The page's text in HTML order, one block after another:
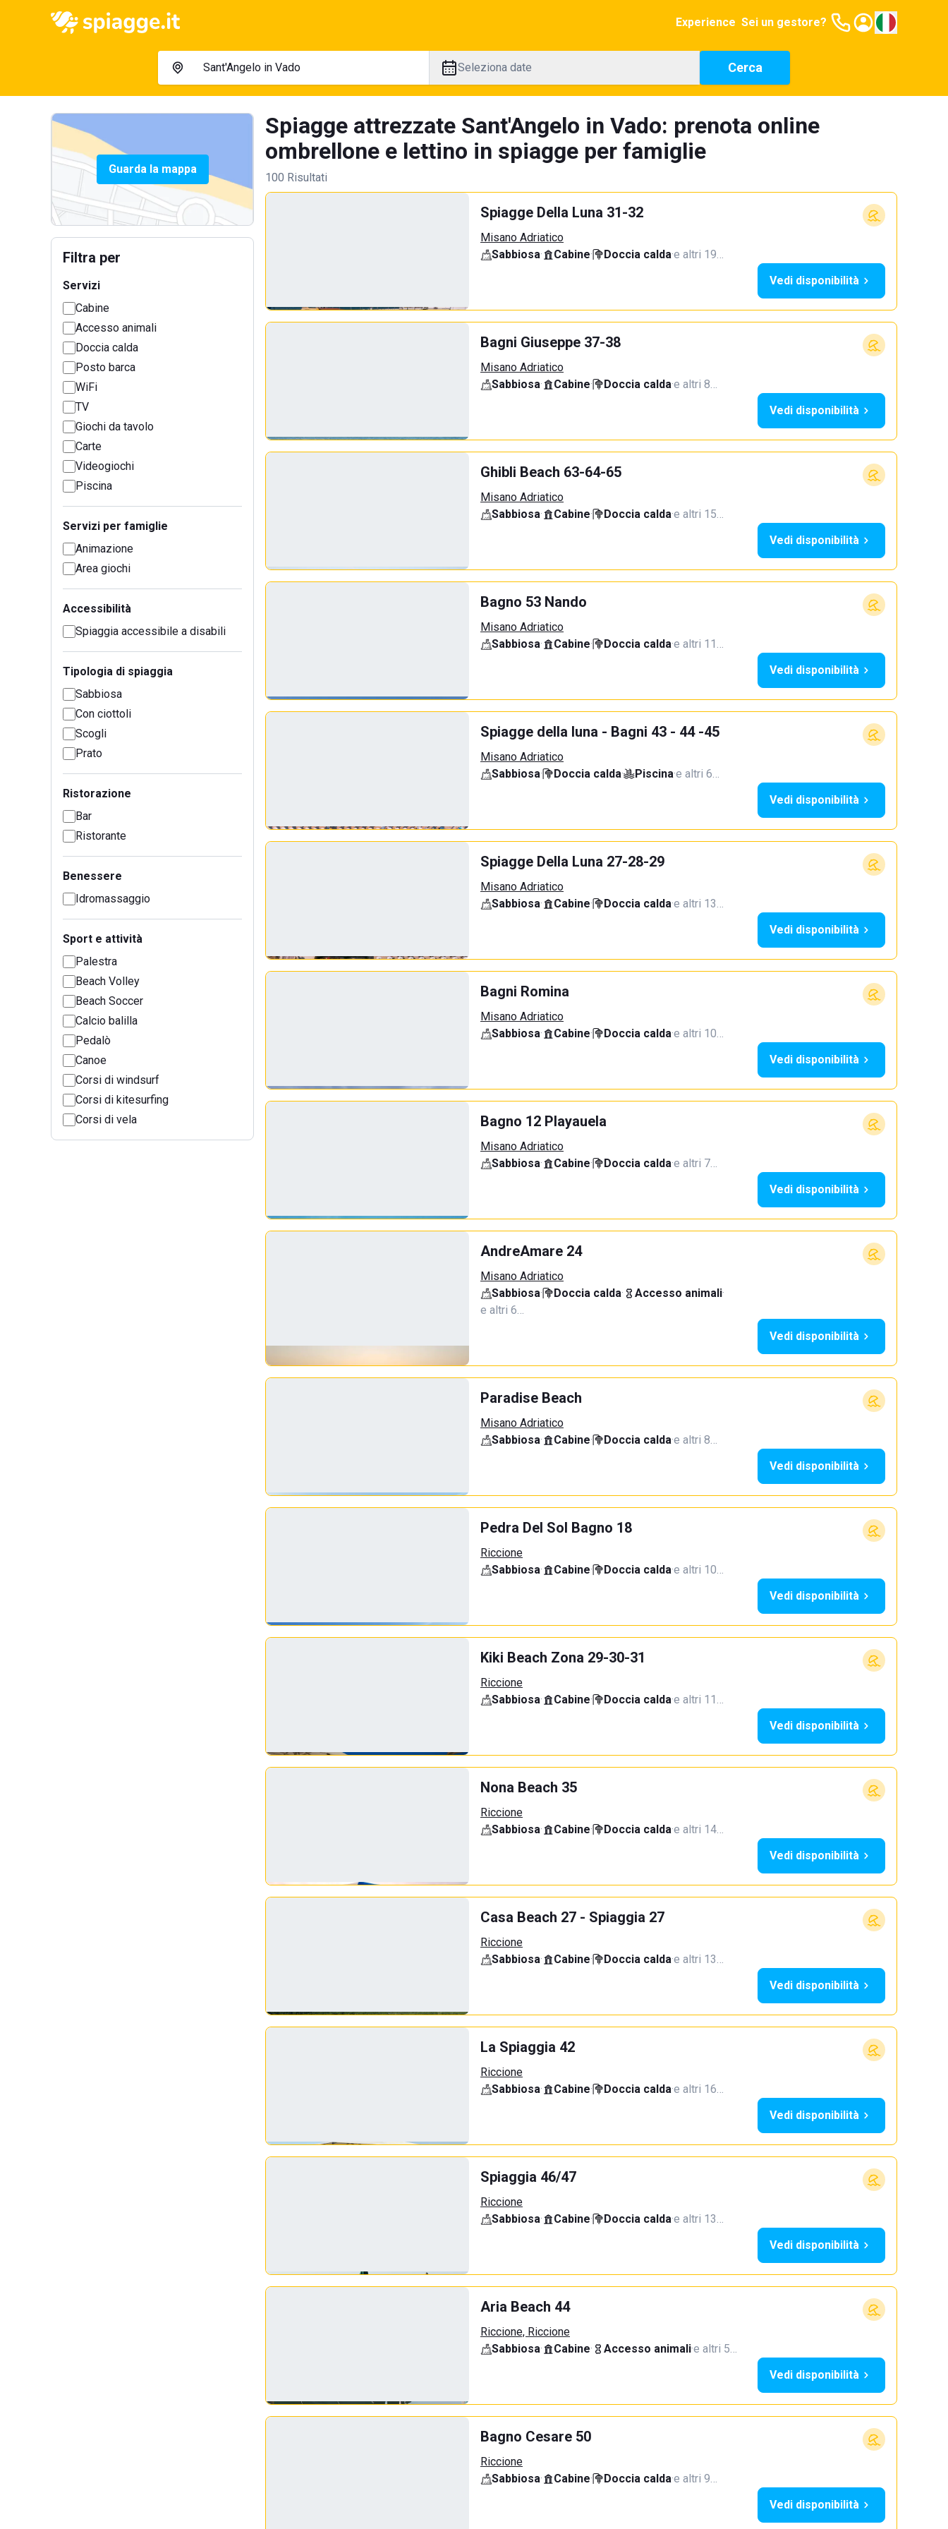
Experience Sei un gestore?
Seleziona date Cerca
Guarda la mappa
Filtra per
Servizi
Cabine
Accesso animali
Doccia calda
Posto barca
WiFi
TV
Giochi da tavolo
Carte
Videogiochi
Piscina
Servizi per famiglie
Animazione
Area giochi
Accessibilità
Spiaggia accessibile a disabili
Tipologia di spiaggia
Sabbiosa
Con ciottoli
Scogli
Prato
Ristorazione
Bar
Ristorante
Benessere
Idromassaggio
Sport e attività
Palestra
Beach Volley
Beach Soccer
Calcio balilla
Pedalò
Canoe
Corsi di windsurf
Corsi di kitesurfing
Corsi di vela
Spiagge attrezzate Sant'Angelo in Vado: prenota online
ombrellone e lettino in spiagge per famiglie
100 Risultati
Spiagge Della Luna 31-32
Misano Adriatico
Sabbiosa· Cabine· Doccia calda·e altri 19…
Vedi disponibilità
Bagni Giuseppe 37-38
Misano Adriatico
Sabbiosa· Cabine· Doccia calda·e altri 8…
Vedi disponibilità
Ghibli Beach 63-64-65
Misano Adriatico
Sabbiosa· Cabine· Doccia calda·e altri 15…
Vedi disponibilità
Bagno 53 Nando
Misano Adriatico
Sabbiosa· Cabine· Doccia calda·e altri 11…
Vedi disponibilità
Spiagge della luna - Bagni 43 - 44 -45
Misano Adriatico
Sabbiosa· Doccia calda· Piscina·e altri 6…
Vedi disponibilità
Spiagge Della Luna 27-28-29
Misano Adriatico
Sabbiosa· Cabine· Doccia calda·e altri 13…
Vedi disponibilità
Bagni Romina
Misano Adriatico
Sabbiosa· Cabine· Doccia calda·e altri 10…
Vedi disponibilità
Bagno 12 Playauela
Misano Adriatico
Sabbiosa· Cabine· Doccia calda·e altri 7…
Vedi disponibilità
AndreAmare 24
Misano Adriatico
Sabbiosa· Doccia calda· Accesso animali·
e altri 6…
Vedi disponibilità
Paradise Beach
Misano Adriatico
Sabbiosa· Cabine· Doccia calda·e altri 8…
Vedi disponibilità
Pedra Del Sol Bagno 18
Riccione
Sabbiosa· Cabine· Doccia calda·e altri 10…
Vedi disponibilità
Kiki Beach Zona 29-30-31
Riccione
Sabbiosa· Cabine· Doccia calda·e altri 11…
Vedi disponibilità
Nona Beach 35
Riccione
Sabbiosa· Cabine· Doccia calda·e altri 14…
Vedi disponibilità
Casa Beach 27 - Spiaggia 27
Riccione
Sabbiosa· Cabine· Doccia calda·e altri 13…
Vedi disponibilità
La Spiaggia 42
Riccione
Sabbiosa· Cabine· Doccia calda·e altri 16…
Vedi disponibilità
Spiaggia 46/47
Riccione
Sabbiosa· Cabine· Doccia calda·e altri 13…
Vedi disponibilità
Aria Beach 44
Riccione, Riccione
Sabbiosa· Cabine· Accesso animali·e altri 5…
Vedi disponibilità
Bagno Cesare 50
Riccione
Sabbiosa· Cabine· Doccia calda·e altri 9…
Vedi disponibilità